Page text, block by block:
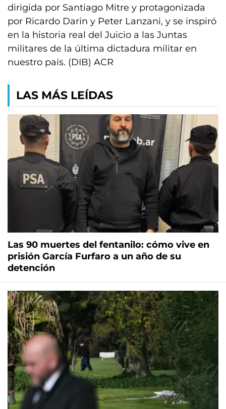
dirigida por Santiago Mitre y protagonizada
por Ricardo Darin y Peter Lanzani, y se inspiró
en la historia real del Juicio a las Juntas
militares de la última dictadura militar en
nuestro país. (DIB) ACR
LAS MÁS LEÍDAS
Las 90 muertes del fentanilo: cómo vive en
prisión García Furfaro a un año de su
detención